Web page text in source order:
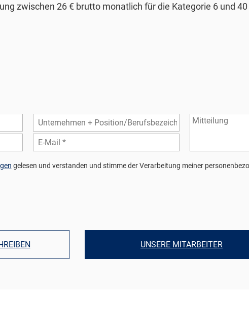
zwischen 26 € brutto monatlich für die Kategorie 6 und
gelesen und verstanden und stimme der Verarbeitung meiner
UNSERE MITARBEITER